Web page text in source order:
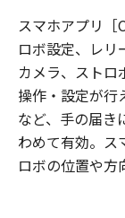
スマホアプリ［
ロボ設定、レリ
カメラ、ストロ
操作・設定が行
など、手の届き
わめて有効。ス
ロボの位置や方